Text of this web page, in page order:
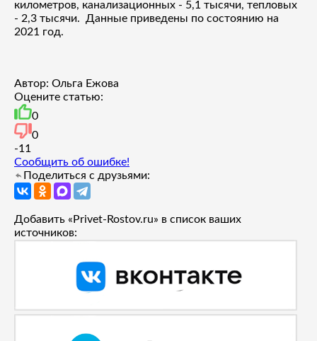
километров, канализационных - 5,1 тысячи, тепловых
- 2,3 тысячи. Данные приведены по состоянию на
2021 год.
Автор: Ольга Ежова
Оцените статью:
0
0
-1 1
Сообщить об ошибке!
Поделиться с друзьями:
Добавить «Privet-Rostov.ru» в список ваших
источников: